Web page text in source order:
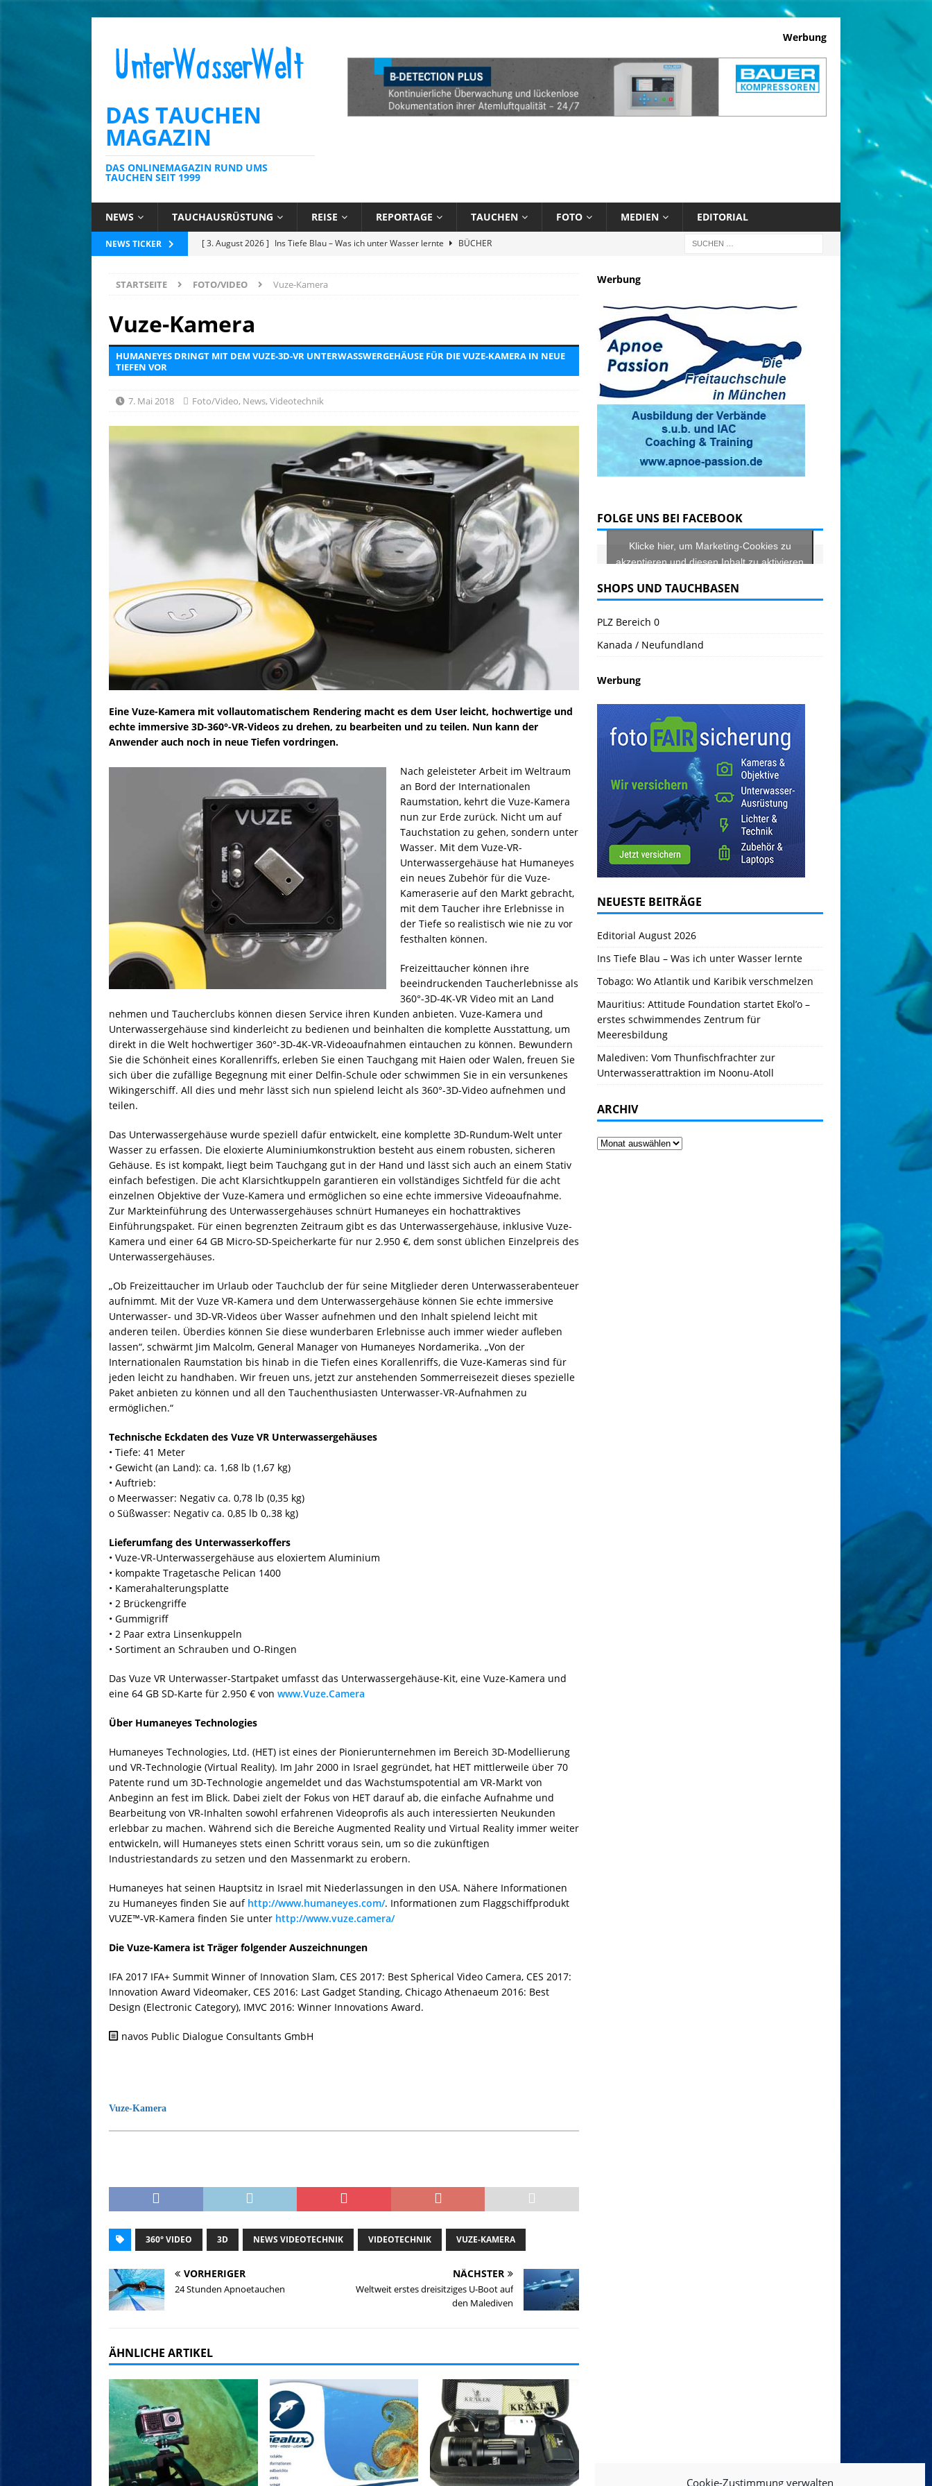
Cookie-Zustimmung verwalten
DAS TAUCHEN
MAGAZIN
DAS ONLINEMAGAZIN RUND UMS
TAUCHEN SEIT 1999
Werbung
NEWS TAUCHAUSRÜSTUNG REISE REPORTAGE TAUCHEN FOTO MEDIEN EDITORIAL
NEWS TICKER [ 3. August 2026 ] Ins Tiefe Blau – Was ich unter Wasser lernte
BÜCHER
[ 14. Juli 2026 ]
Mauritius: Attitude Foundation startet Ekol’o – erstes schwimmendes Zentrum
NEWS
STARTSEITE FOTO/VIDEO Vuze-Kamera
Vuze-Kamera
HUMANEYES DRINGT MIT DEM VUZE-3D-VR UNTERWASSWERGEHÄUSE FÜR DIE VUZE-KAMERA IN NEUE
TIEFEN VOR
7. Mai 2018 Foto/Video, News, Videotechnik
Eine Vuze-Kamera mit vollautomatischem Rendering macht es dem User leicht, hochwertige und
echte immersive 3D-360°-VR-Videos zu drehen, zu bearbeiten und zu teilen. Nun kann der
Anwender auch noch in neue Tiefen vordringen.
Nach geleisteter Arbeit im Weltraum
an Bord der Internationalen
Raumstation, kehrt die Vuze-Kamera
nun zur Erde zurück. Nicht um auf
Tauchstation zu gehen, sondern unter
Wasser. Mit dem Vuze-VR-
Unterwassergehäuse hat Humaneyes
ein neues Zubehör für die Vuze-
Kameraserie auf den Markt gebracht,
mit dem Taucher ihre Erlebnisse in
der Tiefe so realistisch wie nie zu vor
festhalten können.
Freizeittaucher können ihre
beeindruckenden Taucherlebnisse als
360°-3D-4K-VR Video mit an Land
nehmen und Taucherclubs können diesen Service ihren Kunden anbieten. Vuze-Kamera und
Unterwassergehäuse sind kinderleicht zu bedienen und beinhalten die komplette Ausstattung, um
direkt in die Welt hochwertiger 360°-3D-4K-VR-Videoaufnahmen eintauchen zu können. Bewundern
Sie die Schönheit eines Korallenriffs, erleben Sie einen Tauchgang mit Haien oder Walen, freuen Sie
sich über die zufällige Begegnung mit einer Delfin-Schule oder schwimmen Sie in ein versunkenes
Wikingerschiff. All dies und mehr lässt sich nun spielend leicht als 360°-3D-Video aufnehmen und
teilen.
Das Unterwassergehäuse wurde speziell dafür entwickelt, eine komplette 3D-Rundum-Welt unter
Wasser zu erfassen. Die eloxierte Aluminiumkonstruktion besteht aus einem robusten, sicheren
Gehäuse. Es ist kompakt, liegt beim Tauchgang gut in der Hand und lässt sich auch an einem Stativ
einfach befestigen. Die acht Klarsichtkuppeln garantieren ein vollständiges Sichtfeld für die acht
einzelnen Objektive der Vuze-Kamera und ermöglichen so eine echte immersive Videoaufnahme.
Zur Markteinführung des Unterwassergehäuses schnürt Humaneyes ein hochattraktives
Einführungspaket. Für einen begrenzten Zeitraum gibt es das Unterwassergehäuse, inklusive Vuze-
Kamera und einer 64 GB Micro-SD-Speicherkarte für nur 2.950 €, dem sonst üblichen Einzelpreis des
Unterwassergehäuses.
„Ob Freizeittaucher im Urlaub oder Tauchclub der für seine Mitglieder deren Unterwasserabenteuer
aufnimmt. Mit der Vuze VR-Kamera und dem Unterwassergehäuse können Sie echte immersive
Unterwasser- und 3D-VR-Videos über Wasser aufnehmen und den Inhalt spielend leicht mit
anderen teilen. Überdies können Sie diese wunderbaren Erlebnisse auch immer wieder aufleben
lassen“, schwärmt Jim Malcolm, General Manager von Humaneyes Nordamerika. „Von der
Internationalen Raumstation bis hinab in die Tiefen eines Korallenriffs, die Vuze-Kameras sind für
jeden leicht zu handhaben. Wir freuen uns, jetzt zur anstehenden Sommerreisezeit dieses spezielle
Paket anbieten zu können und all den Tauchenthusiasten Unterwasser-VR-Aufnahmen zu
ermöglichen.“
Technische Eckdaten des Vuze VR Unterwassergehäuses
• Tiefe: 41 Meter
• Gewicht (an Land): ca. 1,68 lb (1,67 kg)
• Auftrieb:
o Meerwasser: Negativ ca. 0,78 lb (0,35 kg)
o Süßwasser: Negativ ca. 0,85 lb 0,.38 kg)
Lieferumfang des Unterwasserkoffers
• Vuze-VR-Unterwassergehäuse aus eloxiertem Aluminium
• kompakte Tragetasche Pelican 1400
• Kamerahalterungsplatte
• 2 Brückengriffe
• Gummigriff
• 2 Paar extra Linsenkuppeln
• Sortiment an Schrauben und O-Ringen
Das Vuze VR Unterwasser-Startpaket umfasst das Unterwassergehäuse-Kit, eine Vuze-Kamera und
eine 64 GB SD-Karte für 2.950 € von www.Vuze.Camera
Über Humaneyes Technologies
Humaneyes Technologies, Ltd. (HET) ist eines der Pionierunternehmen im Bereich 3D-Modellierung
und VR-Technologie (Virtual Reality). Im Jahr 2000 in Israel gegründet, hat HET mittlerweile über 70
Patente rund um 3D-Technologie angemeldet und das Wachstumspotential am VR-Markt von
Anbeginn an fest im Blick. Dabei zielt der Fokus von HET darauf ab, die einfache Aufnahme und
Bearbeitung von VR-Inhalten sowohl erfahrenen Videoprofis als auch interessierten Neukunden
erlebbar zu machen. Während sich die Bereiche Augmented Reality und Virtual Reality immer weiter
entwickeln, will Humaneyes stets einen Schritt voraus sein, um so die zukünftigen
Industriestandards zu setzen und den Massenmarkt zu erobern.
Humaneyes hat seinen Hauptsitz in Israel mit Niederlassungen in den USA. Nähere Informationen
zu Humaneyes finden Sie auf http://www.humaneyes.com/. Informationen zum Flaggschiffprodukt
VUZE™-VR-Kamera finden Sie unter http://www.vuze.camera/
Die Vuze-Kamera ist Träger folgender Auszeichnungen
IFA 2017 IFA+ Summit Winner of Innovation Slam, CES 2017: Best Spherical Video Camera, CES 2017:
Innovation Award Videomaker, CES 2016: Last Gadget Standing, Chicago Athenaeum 2016: Best
Design (Electronic Category), IMVC 2016: Winner Innovations Award.
navos Public Dialogue Consultants GmbH
Vuze-Kamera
360° VIDEO 3D NEWS VIDEOTECHNIK VIDEOTECHNIK VUZE-KAMERA
VORHERIGER
24 Stunden Apnoetauchen
NÄCHSTER
Weltweit erstes dreisitziges U-Boot auf
den Malediven
ÄHNLICHE ARTIKEL
Werbung
FOLGE UNS BEI FACEBOOK
Klicke hier, um Marketing-Cookies zu
akzeptieren und diesen Inhalt zu aktivieren
SHOPS UND TAUCHBASEN
PLZ Bereich 0
Kanada / Neufundland
Werbung
NEUESTE BEITRÄGE
Editorial August 2026
Ins Tiefe Blau – Was ich unter Wasser lernte
Tobago: Wo Atlantik und Karibik verschmelzen
Mauritius: Attitude Foundation startet Ekol’o –
erstes schwimmendes Zentrum für
Meeresbildung
Malediven: Vom Thunfischfrachter zur
Unterwasserattraktion im Noonu-Atoll
ARCHIV